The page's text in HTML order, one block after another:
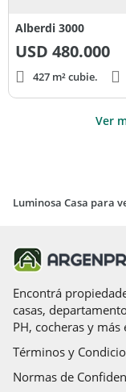
Alberdi 3000
USD 480.000
427 m² cubie.
Ver
Luminosa Casa para
Encontrá
casas,
PH, cocheras y
Términos y
Normas de